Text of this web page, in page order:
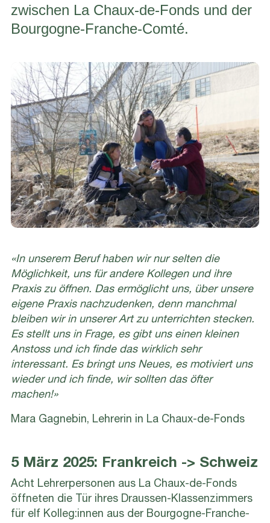
zwischen La Chaux-de-Fonds und der
Bourgogne-Franche-Comté.
«In unserem Beruf haben wir nur selten die
Möglichkeit, uns für andere Kollegen und ihre
Praxis zu öffnen. Das ermöglicht uns, über unsere
eigene Praxis nachzudenken, denn manchmal
bleiben wir in unserer Art zu unterrichten stecken.
Es stellt uns in Frage, es gibt uns einen kleinen
Anstoss und ich finde das wirklich sehr
interessant. Es bringt uns Neues, es motiviert uns
wieder und ich finde, wir sollten das öfter
machen!»
Mara Gagnebin, Lehrerin in La Chaux-de-Fonds
5 März 2025: Frankreich -> Schweiz
Acht Lehrerpersonen aus La Chaux-de-Fonds
öffneten die Tür ihres Draussen-Klassenzimmers
für elf Kolleg:innen aus der Bourgogne-Franche-